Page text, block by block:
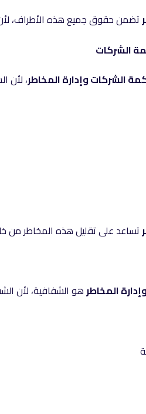
تضمن حقوق جميع هذه الأطراف،
الشركات
الشركات وإدارة المخاطر، لأن
تساعد على تقليل هذه المخاطر من
المخاطر هو الشفافية، لأن